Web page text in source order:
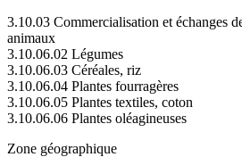
3.10.03 Commercialisation et échanges
animaux
3.10.06.02 Légumes
3.10.06.03 Céréales, riz
3.10.06.04 Plantes fourragères
3.10.06.05 Plantes textiles, coton
3.10.06.06 Plantes oléagineuses
Zone géographique